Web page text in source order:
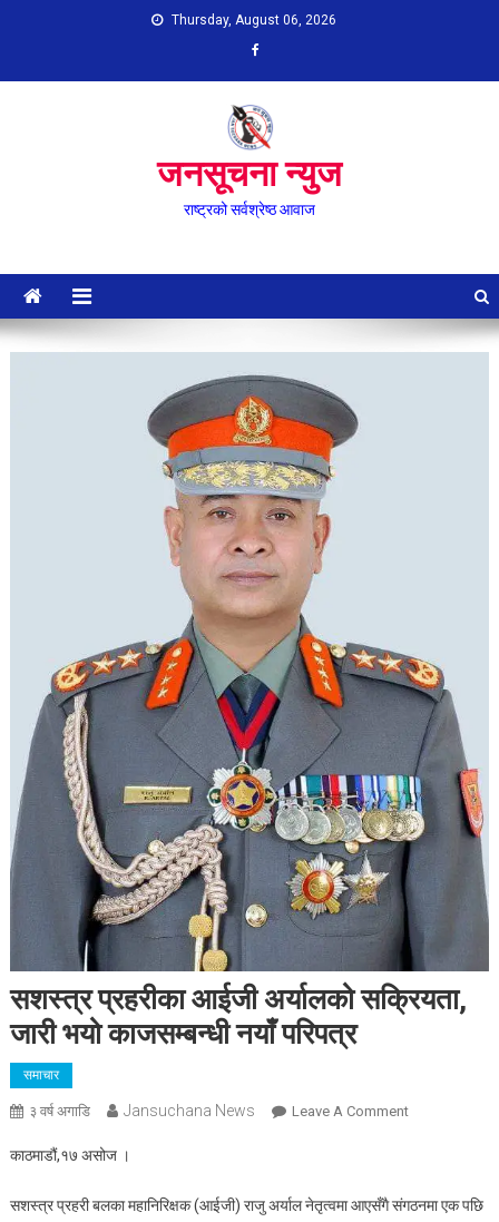
Thursday, August 06, 2026
जनसूचना न्युज
राष्ट्रको सर्वश्रेष्ठ आवाज
सशस्त्र प्रहरीका आईजी अर्यालको सक्रियता,
जारी भयो काजसम्बन्धी नयाँ परिपत्र
समाचार
३ वर्ष अगाडि Jansuchana News Leave A CommentOn
अर्यालको
काठमाडौं,१७ असोज ।
सशस्त्र प्रहरी बलका महानिरिक्षक (आईजी) राजु अर्याल नेतृत्वमा आएसँगै संगठनमा एक पछि